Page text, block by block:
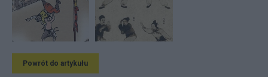
Powrót do artykułu